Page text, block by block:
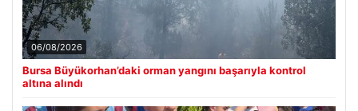
06/08/2026
Bursa Büyükorhan’daki orman yangını başarıyla kontrol
altına alındı